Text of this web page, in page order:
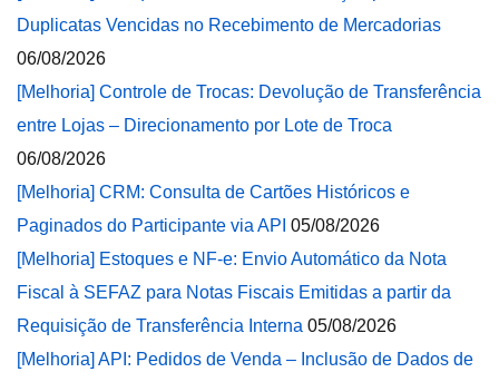
Duplicatas Vencidas no Recebimento de Mercadorias
06/08/2026
[Melhoria] Controle de Trocas: Devolução de Transferência
entre Lojas – Direcionamento por Lote de Troca
06/08/2026
[Melhoria] CRM: Consulta de Cartões Históricos e
Paginados do Participante via API 05/08/2026
[Melhoria] Estoques e NF-e: Envio Automático da Nota
Fiscal à SEFAZ para Notas Fiscais Emitidas a partir da
Requisição de Transferência Interna 05/08/2026
[Melhoria] API: Pedidos de Venda – Inclusão de Dados de